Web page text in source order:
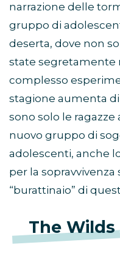
narrazione delle
gruppo di
deserta, dove non
state segretamente
complesso
stagione aumenta
sono solo le ragazze
nuovo gruppo di
adolescenti, anche
per la
“burattinaio” di
The